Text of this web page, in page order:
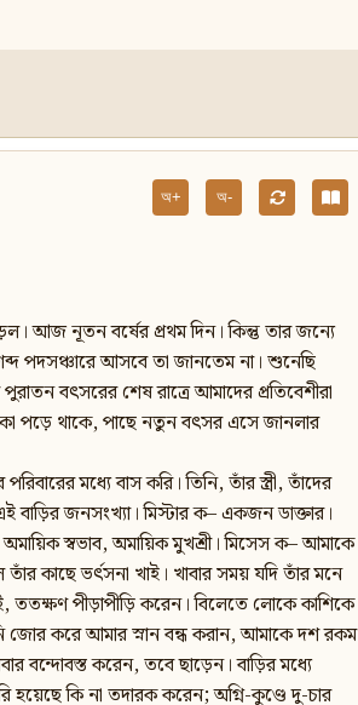
অ+ অ-
আজ নূতন বর্ষের প্রথম দিন। কিন্তু তার জন্যে
পদসঞ্চারে আসবে তা জানতেম না। শুনেছি
বৎসরের শেষ রাত্রে আমাদের প্রতিবেশীরা
পড়ে থাকে, পাছে নতুন বৎসর এসে জানলার
মধ্যে বাস করি। তিনি, তাঁর স্ত্রী, তাঁদের
জনসংখ্যা। মিস্টার ক– একজন ডাক্তার।
অমায়িক স্বভাব, অমায়িক মুখশ্রী। মিসেস ক– আমাকে
কাছে ভর্ৎসনা খাই। খাবার সময় যদি তাঁর মনে
পীড়াপীড়ি করেন। বিলেতে লোকে কাশিকে
জোর করে আমার স্নান বন্ধ করান, আমাকে দশ রকম
বন্দোবস্ত করেন, তবে ছাড়েন। বাড়ির মধ্যে
কি না তদারক করেন; অগ্নি-কুণ্ডে দু-চার